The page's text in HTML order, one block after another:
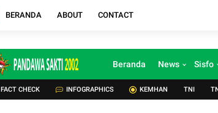
BERANDA ABOUT CONTACT
Beranda News Sisfo
FACT CHECK INFOGRAPHICS KEMHAN TNI